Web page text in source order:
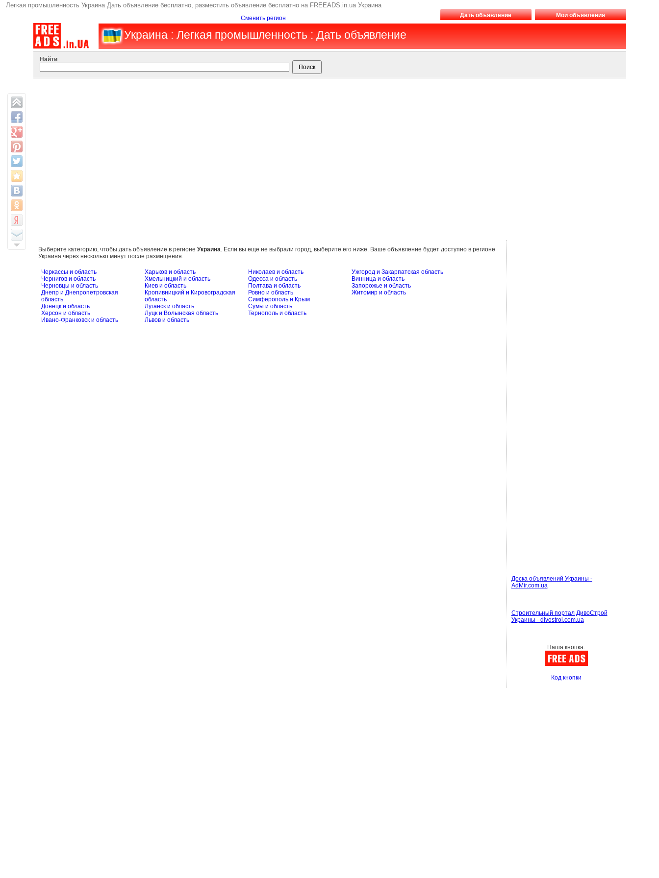
Легкая промышленность Украина Дать объявление бесплатно, разместить объявление бесплатно на FREEADS.in.ua Украина
Сменить регион Дать объявление Мои объявления
Украина : Легкая промышленность : Дать объявление
Найти
Выберите категорию, чтобы дать объявление в регионе Украина. Если вы еще не выбрали город, выберите его ниже. Ваше объявление будет доступно в регионе
Украина через несколько минут после размещения.
Черкассы и область
Чернигов и область
Черновцы и область
Днепр и Днепропетровская
область
Донецк и область
Херсон и область
Ивано-Франковск и область
Харьков и область
Хмельницкий и область
Киев и область
Кропивницкий и Кировоградская
область
Луганск и область
Луцк и Волынская область
Львов и область
Николаев и область
Одесса и область
Полтава и область
Ровно и область
Симферополь и Крым
Сумы и область
Тернополь и область
Ужгород и Закарпатская область
Винница и область
Запорожье и область
Житомир и область
Доска объявлений Украины -
AdMir.com.ua
Строительный портал ДивоСтрой
Украины - divostroi.com.ua
Наша кнопка:
Код кнопки